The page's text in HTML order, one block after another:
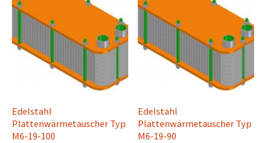
Edelstahl
Plattenwärmetauscher Typ
M6-19-100
Edelstahl
Plattenwärmetauscher Typ
M6-19-90